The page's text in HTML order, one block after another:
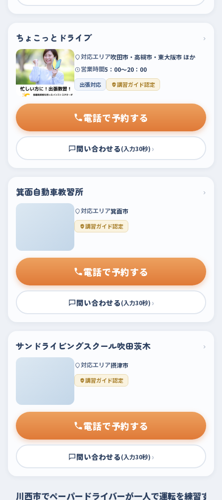
ちょこっとドライブ ›
対応エリア吹田市・高槻市・東大阪市 ほか
営業時間5：00～20：00
出張対応 講習ガイド認定
電話で予約する
問い合わせる(入力30秒) ›
箕面自動車教習所 ›
対応エリア箕面市
講習ガイド認定
電話で予約する
問い合わせる(入力30秒) ›
サンドライビングスクール吹田茨木 ›
対応エリア摂津市
講習ガイド認定
電話で予約する
問い合わせる(入力30秒) ›
川西市でペーパードライバーが一人で運転を練習する